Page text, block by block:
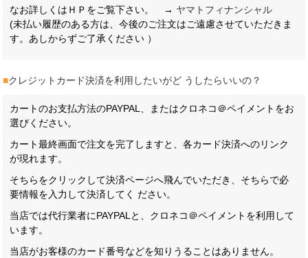
なお詳しくはＨＰをご覧下さい。 → ヤマトフィナンシャル
(未払い履歴のある方は、今後のご注文はご遠慮させていただきま
す。あしからずご了承ください ）
■クレジットカード決済を利用したいがど うしたらいいの？
カートのお支払方法のPAYPAL、またはクロネコ＠ペイメントをお
選びください。
カート最終画面で注文を完了しますと、各カード決済へのリンク
が現れます。
そちらをクリックして決済ページへ飛んでいただき、そちらで必
要情報を入力して決済してく ださい。
当店では代行業者にPAYPALと、クロネコ＠ペイメントを利用して
います。
当店がお客様のカード番号などを知りうることはありません。